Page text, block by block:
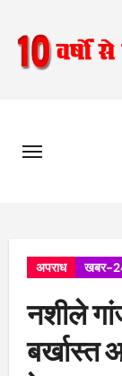
content
अपराध खबर-
नशीले
बर्खास्त